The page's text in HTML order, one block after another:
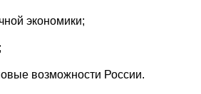
экономики;
возможности России.